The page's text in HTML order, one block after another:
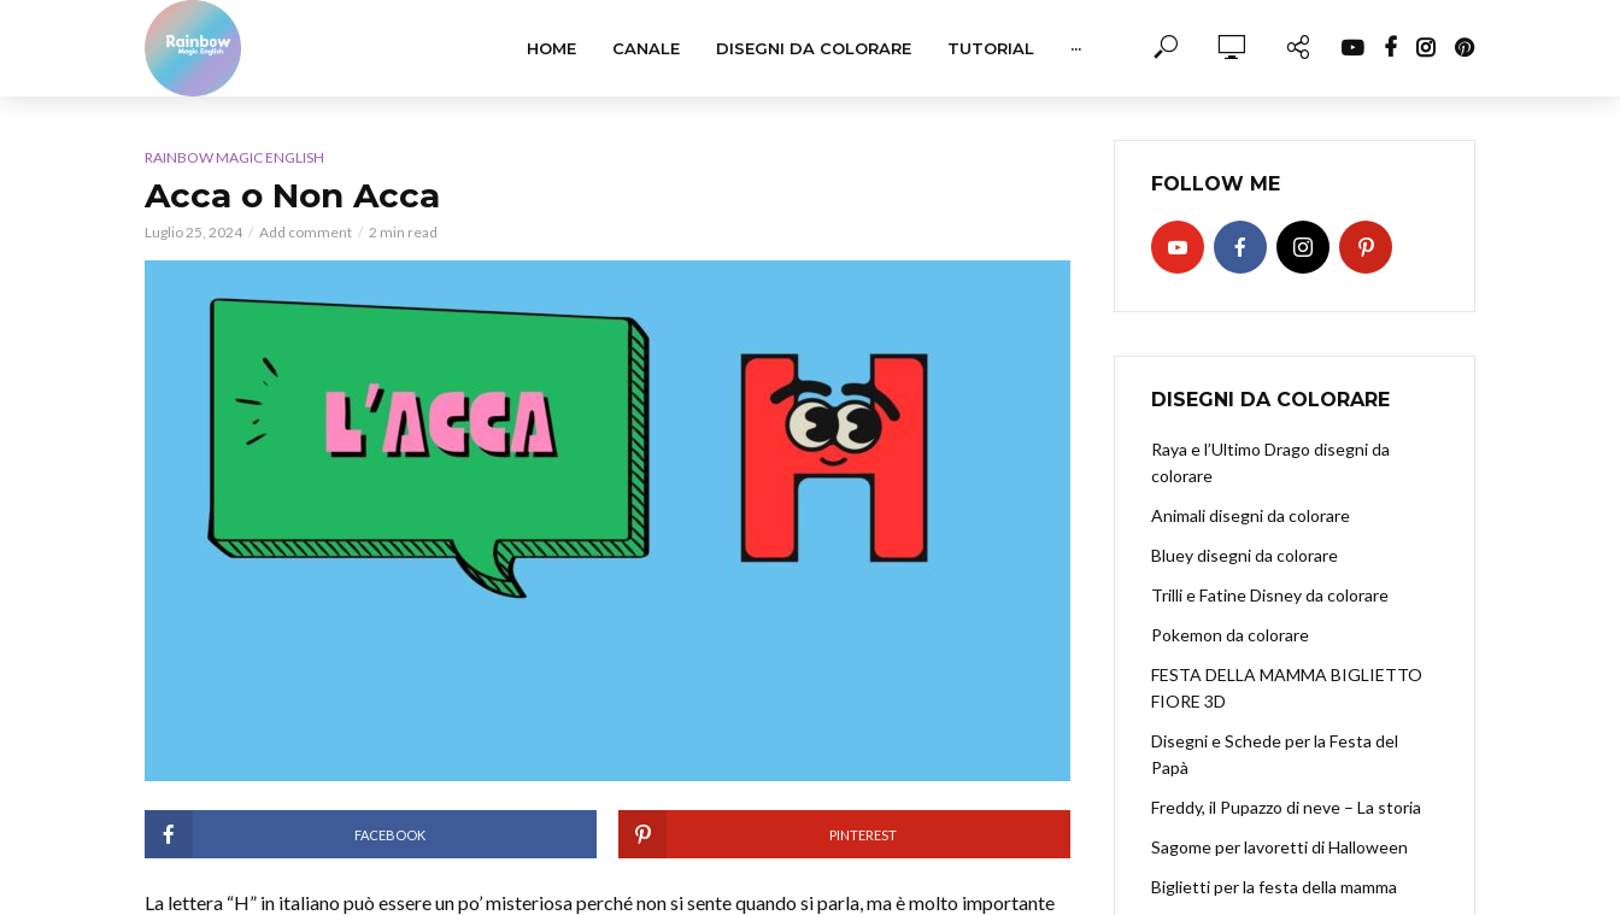
HOME CANALE DISEGNI DA COLORARE TUTORIAL ···
RAINBOW MAGIC ENGLISH
Acca o Non Acca
Luglio 25, 2024 Add comment 2 min read
FACEBOOK PINTEREST
La lettera “H” in italiano può essere un po’ misteriosa perché non si sente quando si parla, ma è molto importante
FOLLOW ME
DISEGNI DA COLORARE
Raya e l’Ultimo Drago disegni da
colorare
Animali disegni da colorare
Bluey disegni da colorare
Trilli e Fatine Disney da colorare
Pokemon da colorare
FESTA DELLA MAMMA BIGLIETTO
FIORE 3D
Disegni e Schede per la Festa del
Papà
Freddy, il Pupazzo di neve – La storia
Sagome per lavoretti di Halloween
Biglietti per la festa della mamma